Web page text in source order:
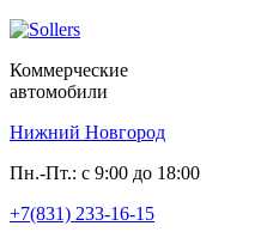
Коммерческие
автомобили
Нижний Новгород
Пн.-Пт.: с 9:00 до 18:00
+7(831) 233-16-15